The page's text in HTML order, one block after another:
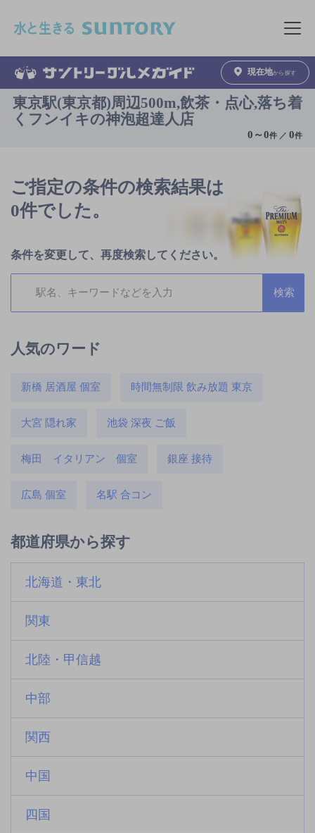
メニュ
現在地から探す
東京駅(東京都)周辺500m,飲茶・点心,落ち着
くフンイキの神泡超達人店
0 ～0件 ／0件
ご指定の条件の検索結果は
0件でした。
条件を変更して、再度検索してください。
人気のワード
新橋 居酒屋 個室 時間無制限 飲み放題 東京
大宮 隠れ家 池袋 深夜 ご飯
梅田 イタリアン 個室 銀座 接待
広島 個室 名駅 合コン
都道府県から探す
北海道・東北
関東
北陸・甲信越
中部
関西
中国
四国